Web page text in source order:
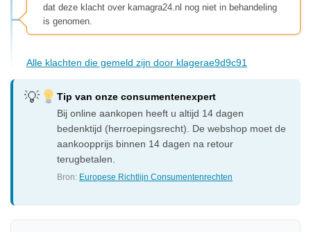
dat deze klacht over kamagra24.nl nog niet in behandeling
is genomen.
Alle klachten die gemeld zijn door klagerae9d9c91
Tip van onze consumentenexpert
Bij online aankopen heeft u altijd 14 dagen
bedenktijd (herroepingsrecht). De webshop moet de
aankoopprijs binnen 14 dagen na retour
terugbetalen.
Bron: Europese Richtlijn Consumentenrechten